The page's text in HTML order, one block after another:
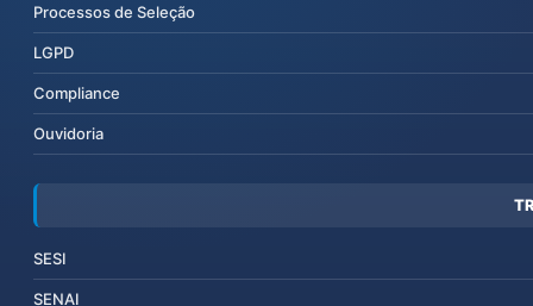
Processos de Seleção
LGPD
Compliance
Ouvidoria
SESI
SENAI